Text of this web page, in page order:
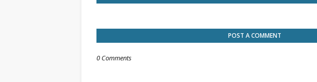
POST A COMMENT
0 Comments